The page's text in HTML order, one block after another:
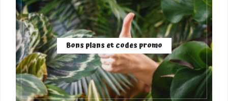
Bons plans et codes promo